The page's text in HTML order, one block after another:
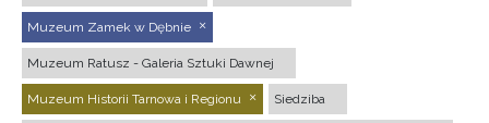
Muzeum Zamek w Dębnie
Muzeum Ratusz - Galeria Sztuki Dawnej
Muzeum Historii Tarnowa i Regionu Siedziba